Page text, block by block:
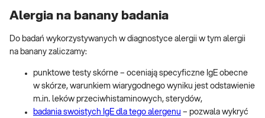
Alergia na banany badania
Do badań wykorzystywanych w diagnostyce alergii w tym alergii
na banany zaliczamy:
punktowe testy skórne – oceniają specyficzne IgE obecne
w skórze, warunkiem wiarygodnego wyniku jest odstawienie
m.in. leków przeciwhistaminowych, sterydów,
badania swoistych IgE dla tego alergenu – pozwala wykryć